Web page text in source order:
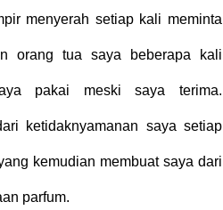
menyerah setiap kali meminta
orang tua saya beberapa kali
pakai meski saya terima.
ketidaknyamanan saya setiap
kemudian membuat saya dari
parfum.